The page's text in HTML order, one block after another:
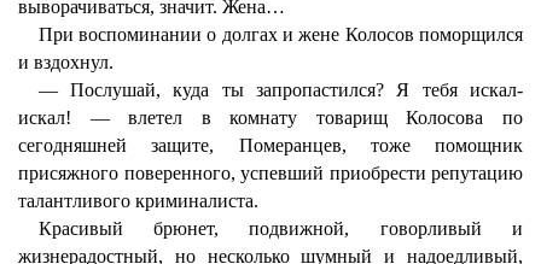
выворачиваться, значит. Жена…
При воспоминании о долгах и жене Колосов поморщился
и вздохнул.
— Послушай, куда ты запропастился? Я тебя искал-
искал! — влетел в комнату товарищ Колосова по
сегодняшней защите, Померанцев, тоже помощник
присяжного поверенного, успевший приобрести репутацию
талантливого криминалиста.
Красивый брюнет, подвижной, говорливый и
жизнерадостный, но несколько шумный и надоедливый,